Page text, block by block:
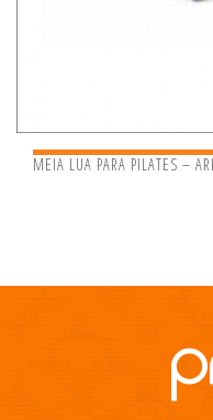
MEIA LUA PARA PILATES –